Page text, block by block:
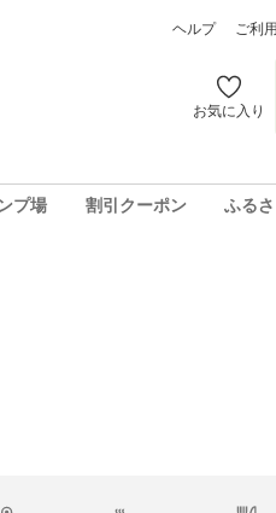
ヘルプ ご利
お気に入り
プ場 割引クーポン ふる